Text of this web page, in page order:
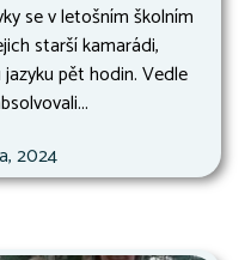
se v letošním školním
starší kamarádi,
pět hodin. Vedle
2024